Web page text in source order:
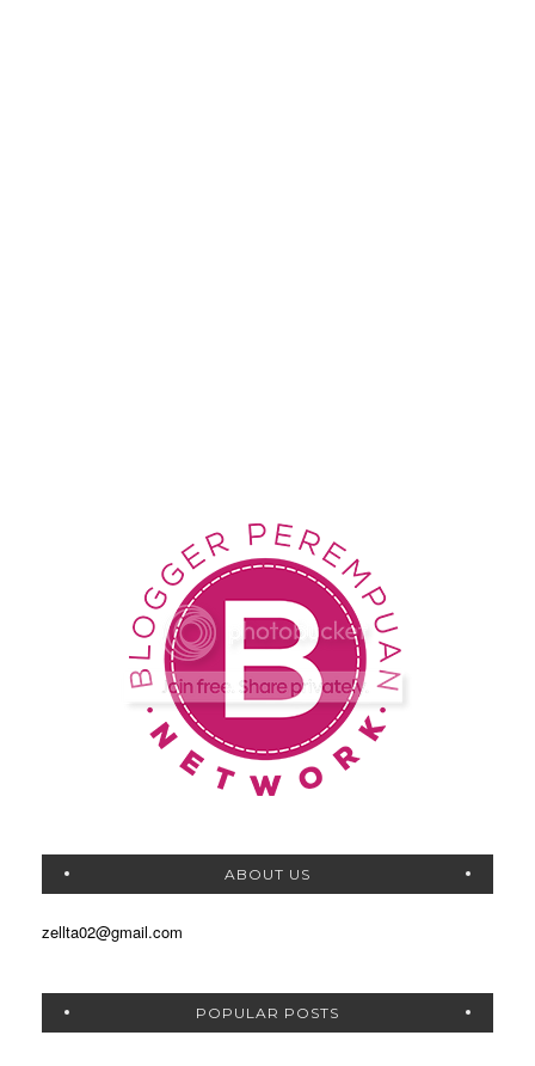
ABOUT US
zellta02@gmail.com
POPULAR POSTS